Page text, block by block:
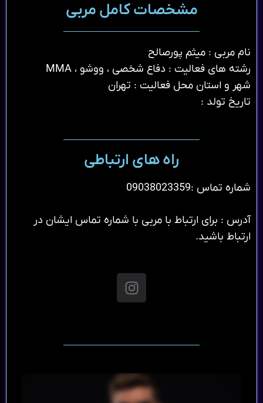
مشخصات کامل مربی
نام مربی : میثم پورصالح
رشته های فعالیت : دفاع شخصی ، ووشو ، MMA
شهر و استان محل فعالیت : تهران
تاریخ تولد :
راه های ارتباطی
شماره تماس :09038023359
آدرس : برای ارتباط با مربی با شماره تماس ایشان در
ارتباط باشید.